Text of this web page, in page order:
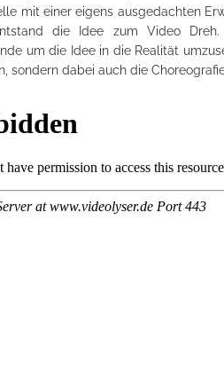
mit einer eigens ausgedachten
die Idee zum Video
um die Idee in die Realität
sondern dabei auch die